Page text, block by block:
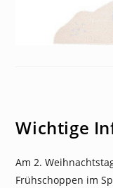
Wichtige
Am 2.
Frühschoppen im